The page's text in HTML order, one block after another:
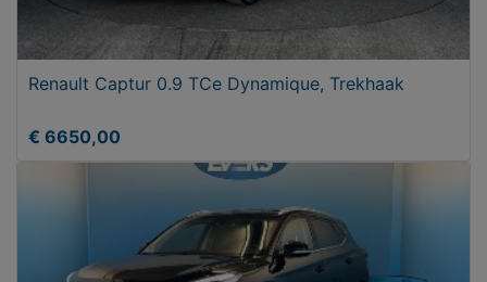
Renault Captur 0.9 TCe Dynamique, Trekhaak
€ 6650,00